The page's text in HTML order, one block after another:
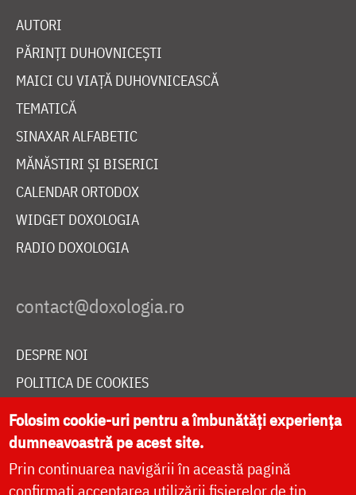
AUTORI
PĂRINȚI DUHOVNICEȘTI
MAICI CU VIAȚĂ DUHOVNICEASCĂ
TEMATICĂ
SINAXAR ALFABETIC
MĂNĂSTIRI ȘI BISERICI
CALENDAR ORTODOX
WIDGET DOXOLOGIA
RADIO DOXOLOGIA
DESPRE NOI
POLITICA DE COOKIES
DONEAZĂ ONLINE PENTRU CATEDRALA NAȚIONALĂ
LIVE
Folosim cookie-uri pentru a îmbunătăți experiența
dumneavoastră pe acest site.
Prin continuarea navigării în această pagină
confirmați acceptarea utilizării fișierelor de tip